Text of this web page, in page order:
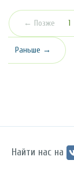
← Позже 1
Раньше →
Найти нас на